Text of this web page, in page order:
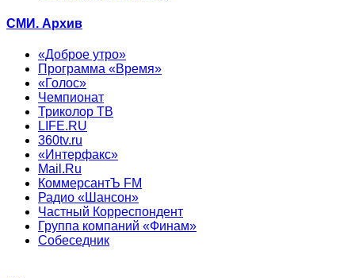
СМИ. Архив
«Доброе утро»
Программа «Время»
«Голос»
Чемпионат
Триколор ТВ
LIFE.RU
360tv.ru
«Интерфакс»
Mail.Ru
КоммерсантЪ FM
Радио «Шансон»
Частный Корреспондент
Группа компаний «Финам»
Собеседник